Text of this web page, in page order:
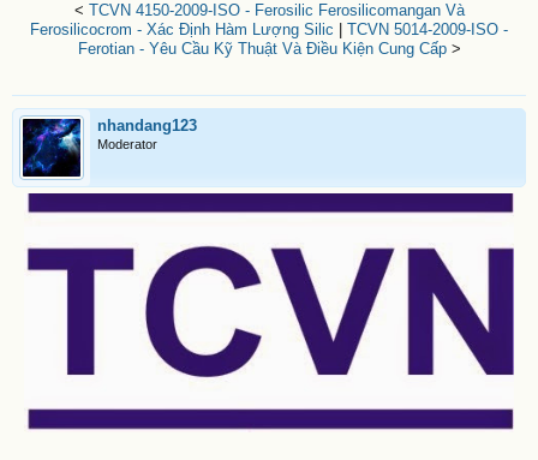
< TCVN 4150-2009-ISO - Ferosilic Ferosilicomangan Và
Ferosilicocrom - Xác Định Hàm Lượng Silic
TCVN 5014-2009-ISO -
Ferotian - Yêu Cầu Kỹ Thuật Và Điều Kiện Cung Cấp>
nhandang123
Moderator